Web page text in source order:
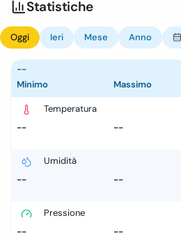
Statistiche
Oggi Ieri Mese Anno
--
Minimo
Massimo
Temperatura
--
--
Umidità
--
--
Pressione
--
--